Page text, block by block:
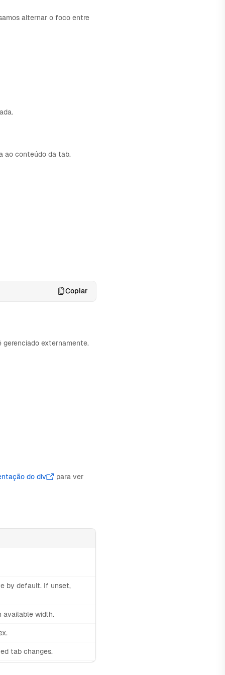
alternar o foco entre
ao conteúdo da tab.
Copiar
gerenciado externamente.
do div para ver
by default. If unset,
available width.
tab changes.